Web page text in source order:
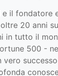
e il fondatore
20 anni
in tutto il
500 -
vero